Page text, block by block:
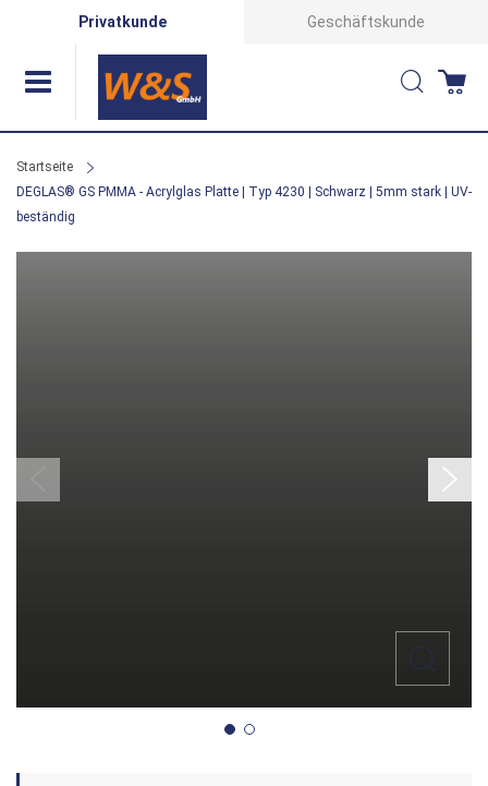
Privatkunde Geschäftskunde
Suche
Startseite
DEGLAS® GS PMMA - Acrylglas Platte | Typ 4230 | Schwarz | 5mm stark | UV-
beständig
Zum